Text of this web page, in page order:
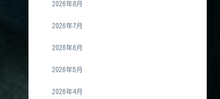
2026年8月
2026年7月
2026年6月
2026年5月
2026年4月